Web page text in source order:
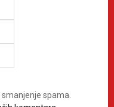
spama.